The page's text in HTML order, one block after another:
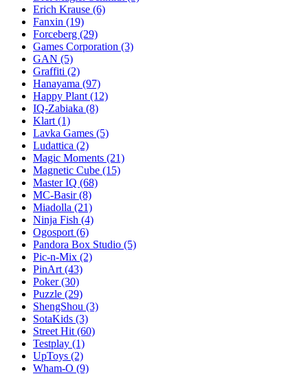
Erich Krause (6)
Fanxin (19)
Forceberg (29)
Games Corporation (3)
GAN (5)
Graffiti (2)
Hanayama (97)
Happy Plant (12)
IQ-Zabiaka (8)
Klart (1)
Lavka Games (5)
Ludattica (2)
Magic Moments (21)
Magnetic Cube (15)
Master IQ (68)
MC-Basir(8)
Miadolla (21)
Ninja Fish (4)
Ogosport (6)
Pandora Box Studio (5)
Pic-n-Mix (2)
PinArt (43)
Poker(30)
Puzzle (29)
ShengShou (3)
SotaKids (3)
Street Hit (60)
Testplay (1)
UpToys (2)
Wham-O (9)